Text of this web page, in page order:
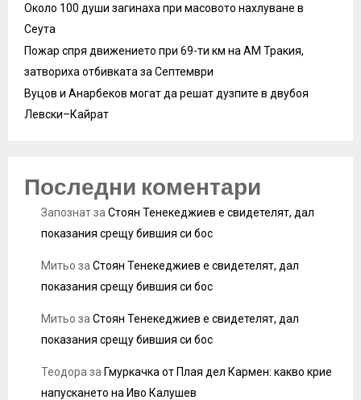
Около 100 души загинаха при масовото нахлуване в
Сеута
Пожар спря движението при 69-ти км на АМ Тракия,
затвориха отбивката за Септември
Вуцов и Анарбеков могат да решат дузпите в двубоя
Левски–Кайрат
Последни коментари
Запознатза Стоян Тенекеджиев е свидетелят, дал
показания срещу бившия си бос
Митьо за Стоян Тенекеджиев е свидетелят, дал
показания срещу бившия си бос
Митьо за Стоян Тенекеджиев е свидетелят, дал
показания срещу бившия си бос
Теодора за Гмуркачка от Плая дел Кармен: какво крие
напускането на Иво Калушев